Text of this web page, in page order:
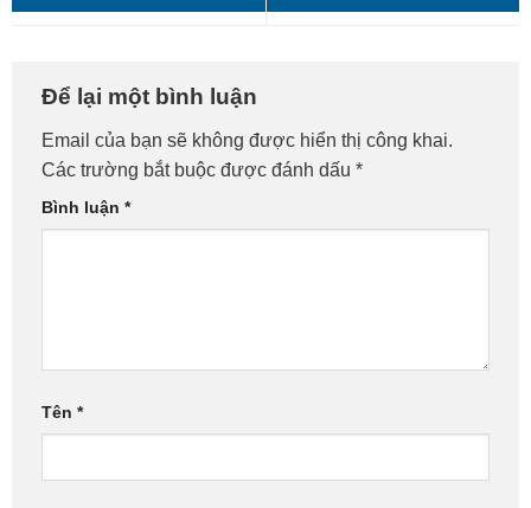
Gọi là có mặt ngay!
Để lại một bình luận
Email của bạn sẽ không được hiển thị công khai.
Các trường bắt buộc được đánh dấu *
Bình luận *
Tên *